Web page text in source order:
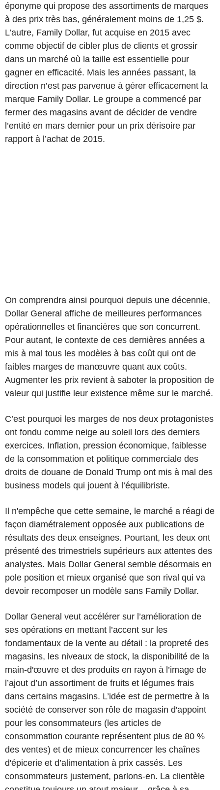
éponyme qui propose des assortiments de marques
à des prix très bas, généralement moins de 1,25 $.
L’autre, Family Dollar, fut acquise en 2015 avec
comme objectif de cibler plus de clients et grossir
dans un marché où la taille est essentielle pour
gagner en efficacité. Mais les années passant, la
direction n’est pas parvenue à gérer efficacement la
marque Family Dollar. Le groupe a commencé par
fermer des magasins avant de décider de vendre
l’entité en mars dernier pour un prix dérisoire par
rapport à l’achat de 2015.
On comprendra ainsi pourquoi depuis une décennie,
Dollar General affiche de meilleures performances
opérationnelles et financières que son concurrent.
Pour autant, le contexte de ces dernières années a
mis à mal tous les modèles à bas coût qui ont de
faibles marges de manœuvre quant aux coûts.
Augmenter les prix revient à saboter la proposition de
valeur qui justifie leur existence même sur le marché.
C’est pourquoi les marges de nos deux protagonistes
ont fondu comme neige au soleil lors des derniers
exercices. Inflation, pression économique, faiblesse
de la consommation et politique commerciale des
droits de douane de Donald Trump ont mis à mal des
business models qui jouent à l’équilibriste.
Il n'empêche que cette semaine, le marché a réagi de
façon diamétralement opposée aux publications de
résultats des deux enseignes. Pourtant, les deux ont
présenté des trimestriels supérieurs aux attentes des
analystes. Mais Dollar General semble désormais en
pole position et mieux organisé que son rival qui va
devoir recomposer un modèle sans Family Dollar.
Dollar General veut accélérer sur l’amélioration de
ses opérations en mettant l’accent sur les
fondamentaux de la vente au détail : la propreté des
magasins, les niveaux de stock, la disponibilité de la
main-d'œuvre et des produits en rayon à l’image de
l’ajout d’un assortiment de fruits et légumes frais
dans certains magasins. L’idée est de permettre à la
société de conserver son rôle de magasin d'appoint
pour les consommateurs (les articles de
consommation courante représentent plus de 80 %
des ventes) et de mieux concurrencer les chaînes
d'épicerie et d’alimentation à prix cassés. Les
consommateurs justement, parlons-en. La clientèle